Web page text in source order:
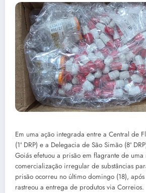
Em uma ação integrada entre a Central de
(1ª DRP) e a Delegacia de São Simão (8ª
Goiás efetuou a prisão em flagrante de
comercialização irregular de substâncias
prisão ocorreu no último domingo (18),
rastreou a entrega de produtos via Correios.